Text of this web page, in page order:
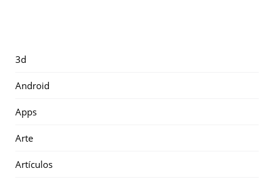
3d
Android
Apps
Arte
Artículos